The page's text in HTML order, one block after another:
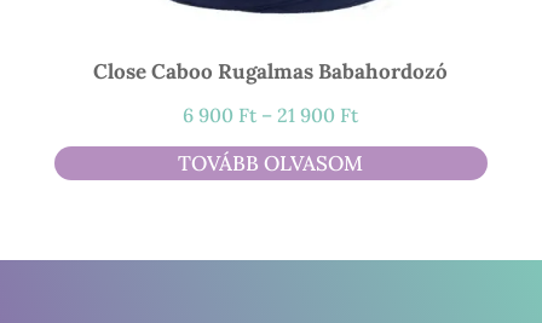
Close Caboo Rugalmas Babahordozó
6 900 Ft – 21 900 FtÁrtartomány:
6
900 Ft
TOVÁBB OLVASOM